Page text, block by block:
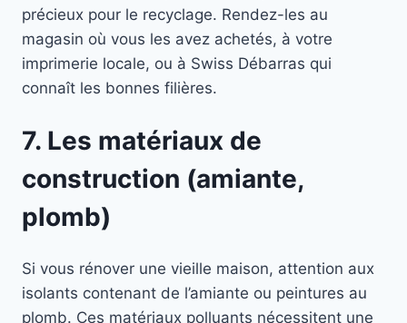
précieux pour le recyclage. Rendez-les au
magasin où vous les avez achetés, à votre
imprimerie locale, ou à Swiss Débarras qui
connaît les bonnes filières.
7. Les matériaux de
construction (amiante,
plomb)
Si vous rénover une vieille maison, attention aux
isolants contenant de l’amiante ou peintures au
plomb. Ces matériaux polluants nécessitent une